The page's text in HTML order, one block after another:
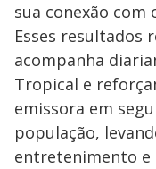
sua conexão
Esses resultados
acompanha
Tropical e
emissora em
população,
entretenimento e